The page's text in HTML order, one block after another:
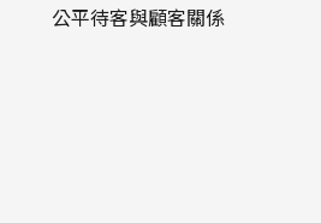
公平待客與顧客關係